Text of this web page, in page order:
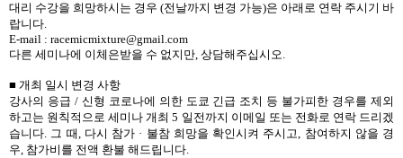
대리 수강을 희망하시는 경우 (전날까지 변경 가능)은 아래로 연락 주시기 바
랍니다.
E-mail : racemicmixture@gmail.com
다른 세미나에 이체은받을 수 없지만, 상담해주십시오.
■ 개최 일시 변경 사항
강사의 응급 / 신형 코로나에 의한 도쿄 긴급 조치 등 불가피한 경우를 제외
하고는 원칙적으로 세미나 개최 5 일전까지 이메일 또는 전화로 연락 드리겠
습니다. 그 때, 다시 참가 · 불참 희망을 확인시켜 주시고, 참여하지 않을 경
우, 참가비를 전액 환불 해드립니다.